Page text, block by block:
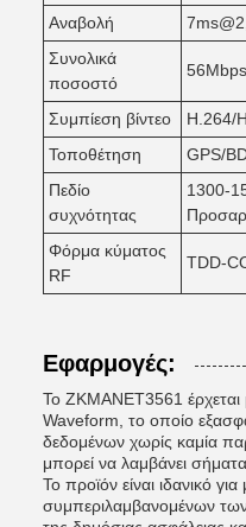
Αναβολή
Συνολικά
ποσοστό
56Mbps
Συμπίεση βίντεο
H.264/
Τοποθέτηση
GPS/
Πεδίο
συχνότητας
1300-
Φόρμα κύματος
RF
ΤDD-
Εφαρμογές:
Το ZKMANET3561
Waveform, το οποίο
δεδομένων χωρίς καμία
μπορεί να λαμβάνει
Το προϊόν είναι ιδανικό
συμπεριλαμβανομένων